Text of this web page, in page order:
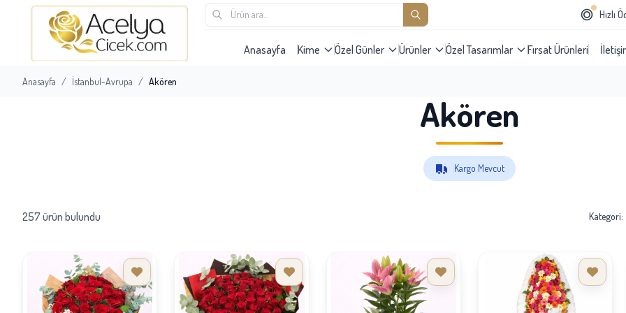
Hızlı
Anasayfa Kime Özel Günler Ürünler Özel Tasarımlar Fırsat Ürünleri
Anasayfa / İstanbul-Avrupa / Akören
Akören
Kargo Mevcut
257 ürün bulundu Kategori: